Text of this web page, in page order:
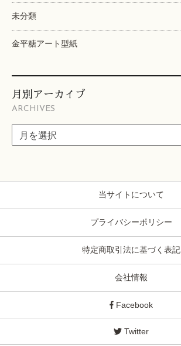
未分類
金平糖アート型紙
月別アーカイブ
ARCHIVES
当サイトについて
プライバシーポリシー
特定商取引法に基づく表記
会社情報
Facebook
Twitter